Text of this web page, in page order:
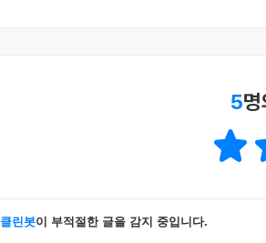
5
클린봇이 부적절한 글을 감지 중입니다.